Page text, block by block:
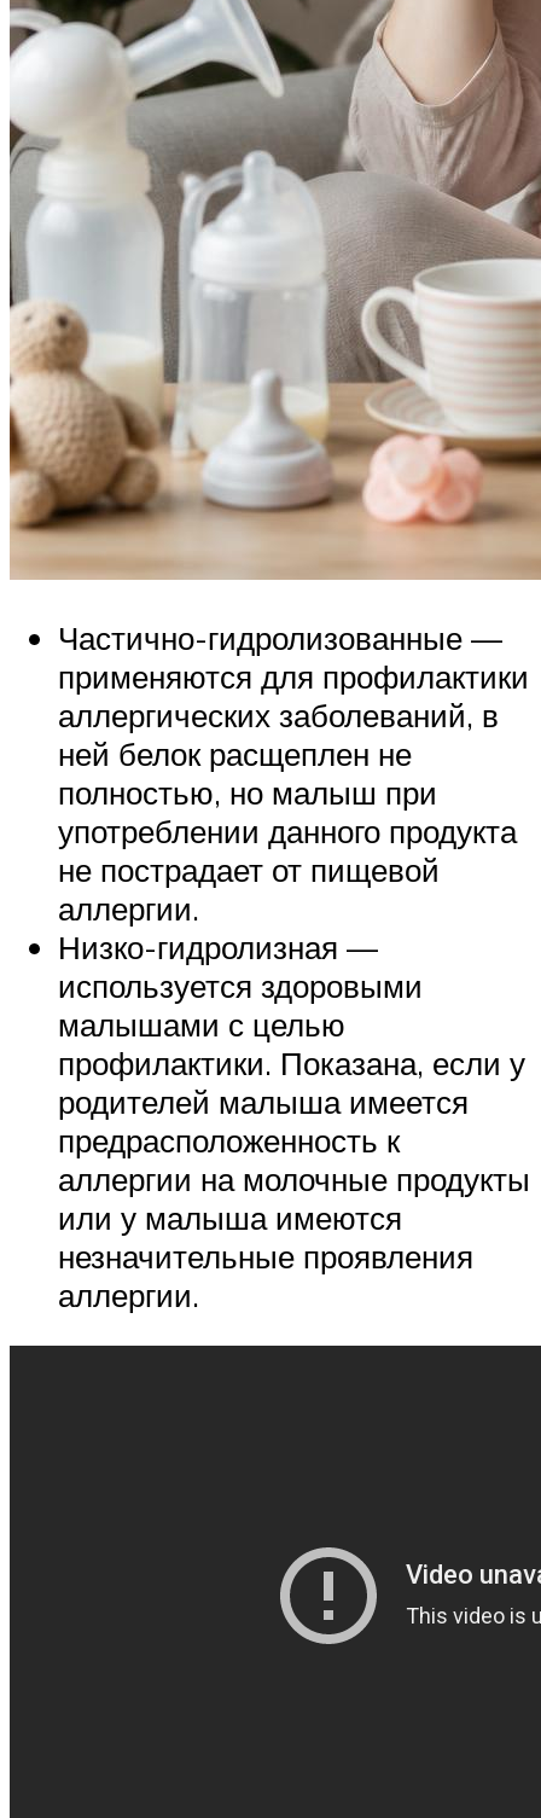
Частично-гидролизованные —
применяются для профилактики
аллергических заболеваний, в
ней белок расщеплен не
полностью, но малыш при
употреблении данного продукта
не пострадает от пищевой
аллергии.
Низко-гидролизная —
используется здоровыми
малышами с целью
профилактики. Показана, если у
родителей малыша имеется
предрасположенность к
аллергии на молочные продукты
или у малыша имеются
незначительные проявления
аллергии.